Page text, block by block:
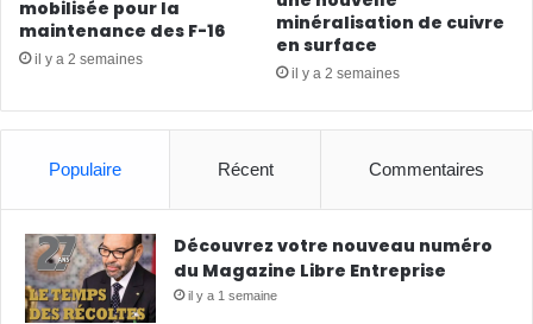
mobilisée pour la
maintenance des F-16
il y a 2 semaines
minéralisation de cuivre
en surface
il y a 2 semaines
Populaire Récent Commentaires
Découvrez votre nouveau numéro
du Magazine Libre Entreprise
il y a 1 semaine